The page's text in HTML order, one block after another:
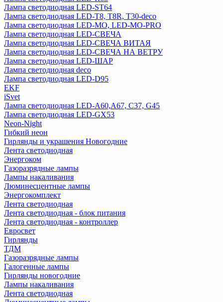
Лампа светодиодная LED-ST64
Лампа светодиодная LED-T8, T8R, T30-deco
Лампа светодиодная LED-МО, LED-MO-PRO
Лампа светодиодная LED-СВЕЧА
Лампа светодиодная LED-СВЕЧА ВИТАЯ
Лампа светодиодная LED-СВЕЧА НА ВЕТРУ
Лампа светодиодная LED-ШАР
Лампа светодиодная deco
Лампа светодиодная LED-D95
EKF
iSvet
Лампа светодиодная LED-A60,A67, C37, G45
Лампа светодиодная LED-GX53
Neon-Night
Гибкий неон
Гирлянды и украшения Новогодние
Лента светодиодная
Энергоком
Газоразрядные лампы
Лампы накаливания
Люминесцентные лампы
Энергокомплект
Лента светодиодная
Лента светодиодная - блок питания
Лента светодиодная - контроллер
Евросвет
Гирлянды
ТДМ
Газоразрядные лампы
Галогенные лампы
Гирлянды новогодние
Лампы накаливания
Лента светодиодная